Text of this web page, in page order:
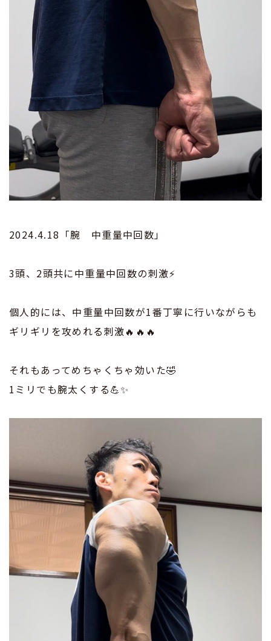
2024.4.18「腕 中重量中回数」
3頭、2頭共に中重量中回数の刺激⚡️
個人的には、中重量中回数が1番丁寧に行いながらも
ギリギリを攻めれる刺激🔥🔥🔥
それもあってめちゃくちゃ効いた🤣
1ミリでも腕太くする💪✨